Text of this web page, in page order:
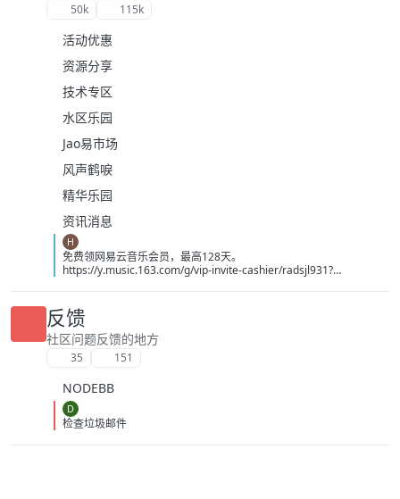
50k 115k
活动优惠
资源分享
技术专区
水区乐园
Jao易市场
风声鹤唳
精华乐园
资讯消息
H
免费领网易云音乐会员，最高128天。
https://y.music.163.com/g/vip-invite-cashier/radsjl931?
86&dlt=0846
反馈
社区问题反馈的地方
35 151
NODEBB
D
检查垃圾邮件